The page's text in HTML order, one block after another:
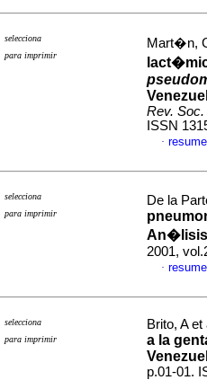
selecciona
para imprimir
Mart�n,
Rev.
ISSN
·
selecciona
para imprimir
De la
2001,
·
selecciona
para imprimir
Brito, A
a la
p.01-01.